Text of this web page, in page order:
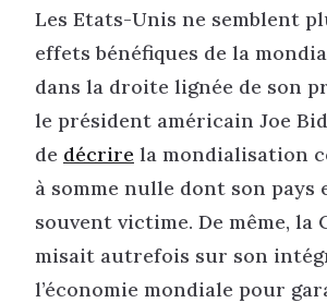
Les Etats-Unis ne semblent
effets bénéfiques de la
dans la droite lignée de son
le président américain Joe
de décrire la mondialisation
à somme nulle dont son pays
souvent victime. De même, la
misait autrefois sur son
l’économie mondiale pour